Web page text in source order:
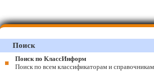
Поиск
Поиск по КлассИнформ
Поиск по всем классификаторам и